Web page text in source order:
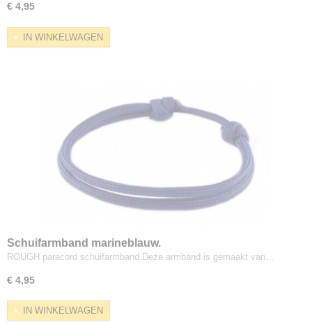
€ 4,95
IN WINKELWAGEN
Schuifarmband marineblauw.
ROUGH paracord schuifarmband.Deze armband is gemaakt van…
€ 4,95
IN WINKELWAGEN